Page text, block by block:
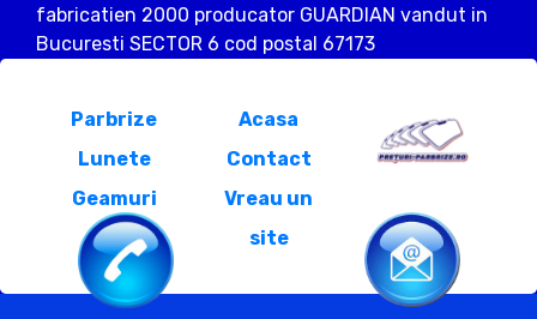
fabricatien 2000 producator GUARDIAN vandut in
Bucuresti SECTOR 6 cod postal 67173
Parbrize
Lunete
Geamuri
Acasa
Contact
Vreau un
site